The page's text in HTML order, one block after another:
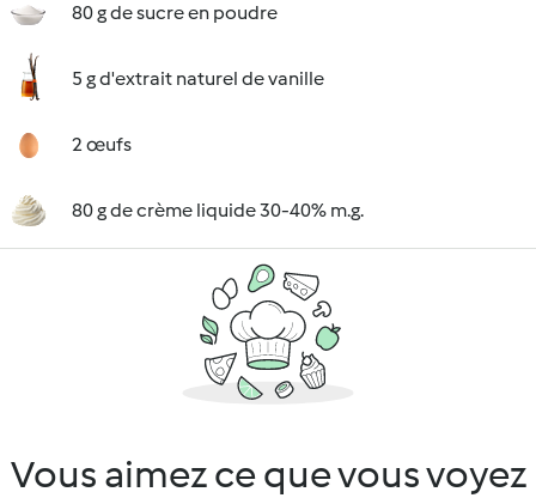
80 g de sucre en poudre
5 g d'extrait naturel de vanille
2 œufs
80 g de crème liquide 30-40% m.g.
Vous aimez ce que vous voyez